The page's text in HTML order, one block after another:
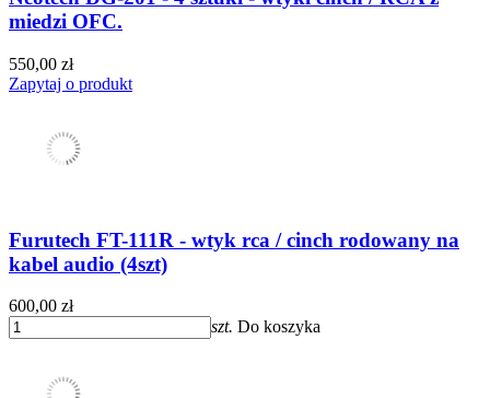
miedzi OFC.
550,00 zł
Zapytaj o produkt
Furutech FT-111R - wtyk rca / cinch rodowany na
kabel audio (4szt)
600,00 zł
szt. Do koszyka